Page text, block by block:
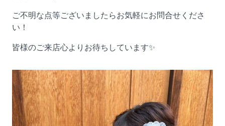
ご不明な点等ございましたらお気軽にお問合せくださ
い！
皆様のご来店心よりお待ちしています✨